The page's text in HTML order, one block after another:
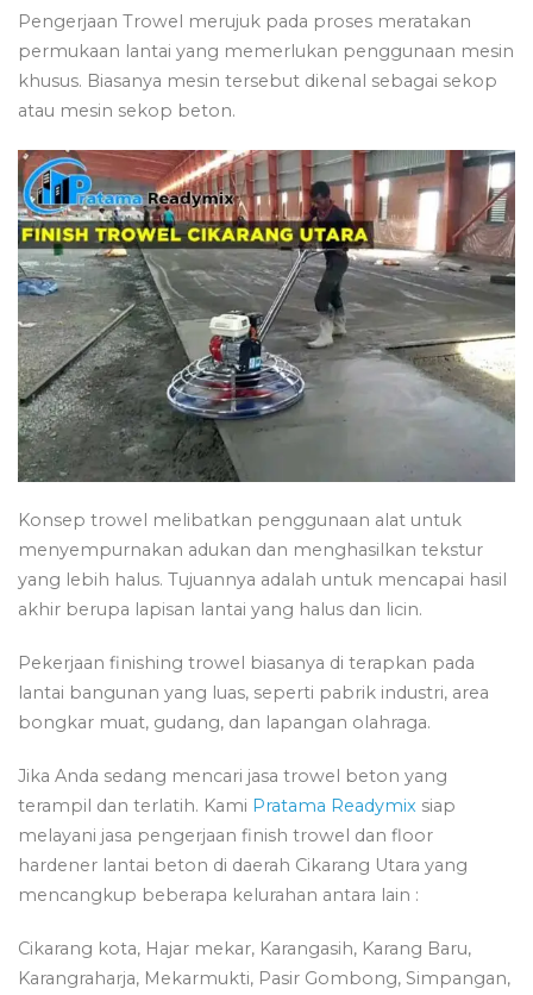
Pengerjaan Trowel merujuk pada proses meratakan
permukaan lantai yang memerlukan penggunaan mesin
khusus. Biasanya mesin tersebut dikenal sebagai sekop
atau mesin sekop beton.
Konsep trowel melibatkan penggunaan alat untuk
menyempurnakan adukan dan menghasilkan tekstur
yang lebih halus. Tujuannya adalah untuk mencapai hasil
akhir berupa lapisan lantai yang halus dan licin.
Pekerjaan finishing trowel biasanya di terapkan pada
lantai bangunan yang luas, seperti pabrik industri, area
bongkar muat, gudang, dan lapangan olahraga.
Jika Anda sedang mencari jasa trowel beton yang
terampil dan terlatih. Kami Pratama Readymix siap
melayani jasa pengerjaan finish trowel dan floor
hardener lantai beton di daerah Cikarang Utara yang
mencangkup beberapa kelurahan antara lain :
Cikarang kota, Hajar mekar, Karangasih, Karang Baru,
Karangraharja, Mekarmukti, Pasir Gombong, Simpangan,